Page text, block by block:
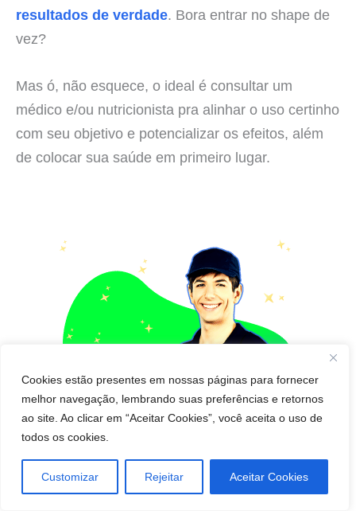
Cookies estão presentes em nossas páginas para fornecer
melhor navegação, lembrando suas preferências e retornos
ao site. Ao clicar em “Aceitar Cookies”, você aceita o uso de
todos os cookies.
Customizar Rejeitar Aceitar Cookies
resultados de verdade. Bora entrar no shape de
vez?
Mas ó, não esquece, o ideal é consultar um
médico e/ou nutricionista pra alinhar o uso certinho
com seu objetivo e potencializar os efeitos, além
de colocar sua saúde em primeiro lugar.